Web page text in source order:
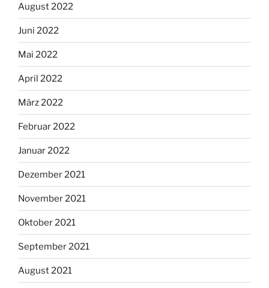
August 2022
Juni 2022
Mai 2022
April 2022
März 2022
Februar 2022
Januar 2022
Dezember 2021
November 2021
Oktober 2021
September 2021
August 2021